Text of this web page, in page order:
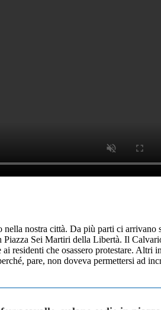
nella nostra città. Da più parti ci
Sei Martiri della Libertà. Il
residenti che osassero protestare.
pare, non doveva permettersi ad